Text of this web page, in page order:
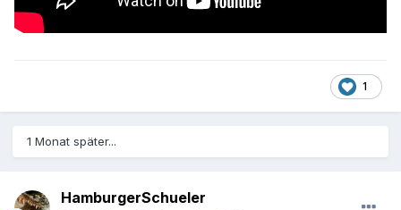
1
1 Monat später...
HamburgerSchueler